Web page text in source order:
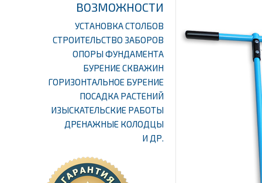
ВОЗМОЖНОСТИ
УСТАНОВКА СТОЛБОВ
СТРОИТЕЛЬСТВО ЗАБОРОВ
ОПОРЫ ФУНДАМЕНТА
БУРЕНИЕ СКВАЖИН
ГОРИЗОНТАЛЬНОЕ БУРЕНИЕ
ПОСАДКА РАСТЕНИЙ
ИЗЫСКАТЕЛЬСКИЕ РАБОТЫ
ДРЕНАЖНЫЕ КОЛОДЦЫ
И ДР.